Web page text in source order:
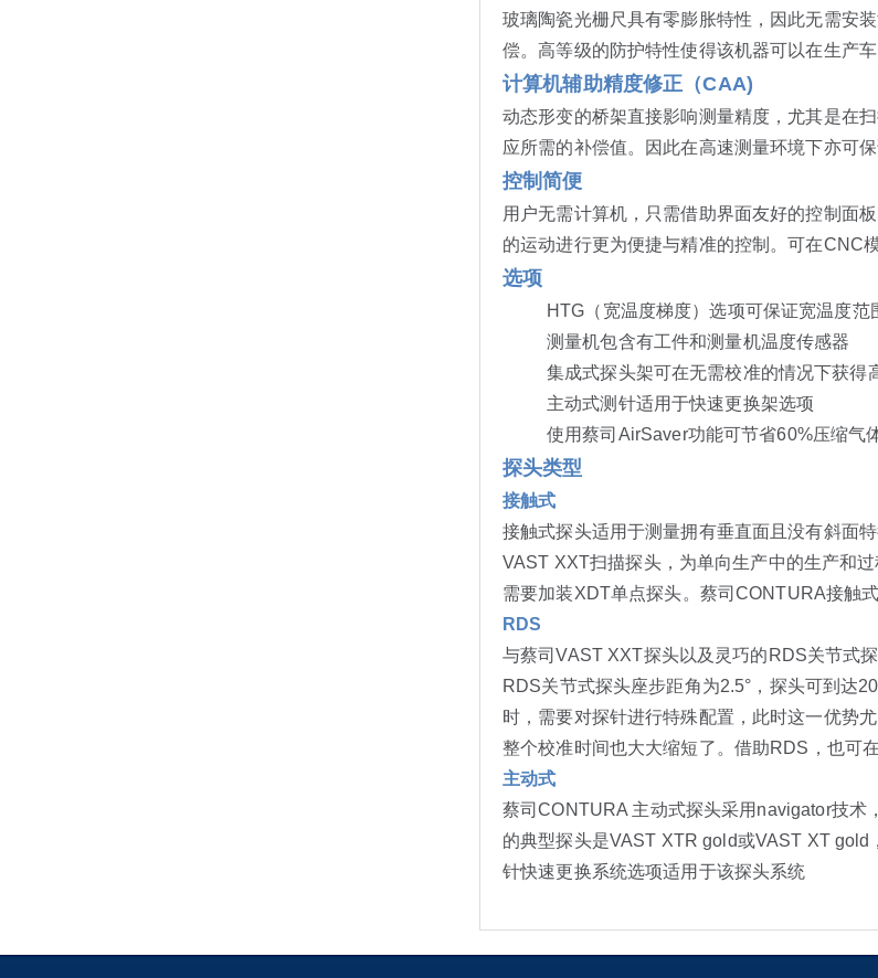
玻璃陶瓷光栅尺具有零膨胀特性，因此无需安
偿。高等级的防护特性使得该机器可以在生产车
计算机辅助精度修正（CAA)
动态形变的桥架直接影响测量精度，尤其是在
应所需的补偿值。因此在高速测量环境下亦可保
控制简便
用户无需计算机，只需借助界面友好的控制面
的运动进行更为便捷与精准的控制。可在CNC
选项
HTG（宽温度梯度）选项可保证宽温度
测量机包含有工件和测量机温度传感器
集成式探头架可在无需校准的情况下获得
主动式测针适用于快速更换架选项
使用蔡司AirSaver功能可节省60%压缩气
探头类型
接触式
接触式探头适用于测量拥有垂直面且没有斜面
VAST XXT扫描探头，为单向生产中的生产和
需要加装XDT单点探头。蔡司CONTURA接触
RDS
与蔡司VAST XXT探头以及灵巧的RDS关节式
RDS关节式探头座步距角为2.5°，探头可到达
时，需要对探针进行特殊配置，此时这一优势
整个校准时间也大大缩短了。借助RDS，也可
主动式
蔡司CONTURA 主动式探头采用navigator技术
的典型探头是VAST XTR gold或VAST XT
针快速更换系统选项适用于该探头系统